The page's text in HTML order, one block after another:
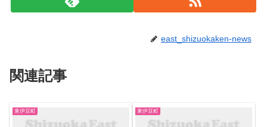
east_shizuokaken-news
関連記事
東伊豆町 東伊豆町